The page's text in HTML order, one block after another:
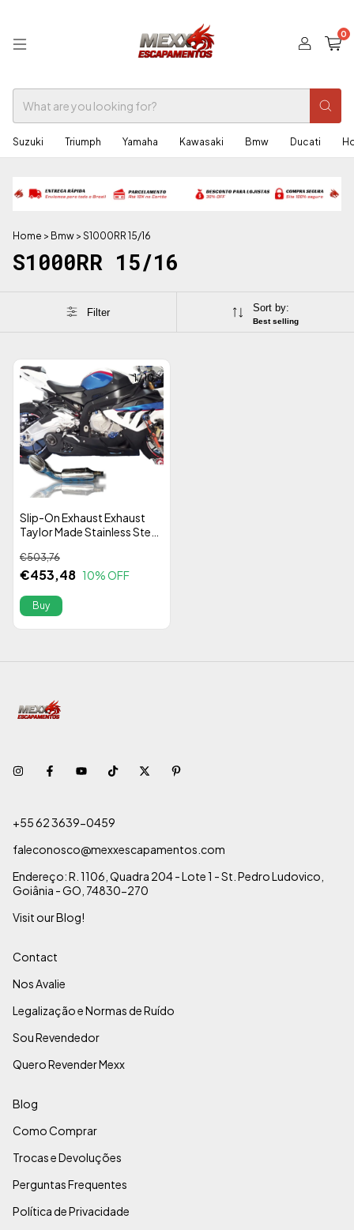
0
Suzuki Triumph Yamaha Kawasaki Bmw Ducati
Home > Bmw > S1000RR 15/16
S1000RR 15/16
Filter Sort by:
Best selling
1/10
Slip-On Exhaust Exhaust
Taylor Made Stainless Steel
15/16 | Alta Performance
€453,48
€503,76
10% OFF
+55 62 3639-0459
faleconosco@mexxescapamentos.com
Endereço: R. 1106, Quadra 204 - Lote 1 - St. Pedro Ludovico,
Goiânia - GO, 74830-270
Visit our Blog!
Contact
Nos Avalie
Legalização e Normas de Ruído
Sou Revendedor
Quero Revender Mexx
Blog
Como Comprar
Trocas e Devoluções
Perguntas Frequentes
Política de Privacidade